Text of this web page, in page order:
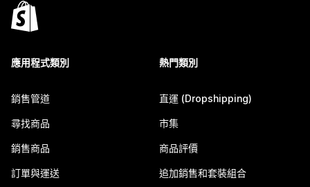
應用程式類別
銷售管道
尋找商品
銷售商品
訂單與運送
熱門類別
直運 (Dropshipping)
市集
商品評價
追加銷售和套裝組合